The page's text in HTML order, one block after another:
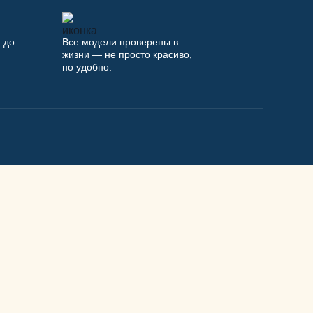
до
Все модели проверены в
жизни — не просто красиво,
но удобно.